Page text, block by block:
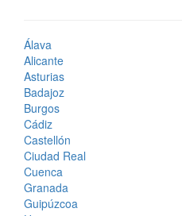
Álava
Alicante
Asturias
Badajoz
Burgos
Cádiz
Castellón
Ciudad Real
Cuenca
Granada
Guipúzcoa